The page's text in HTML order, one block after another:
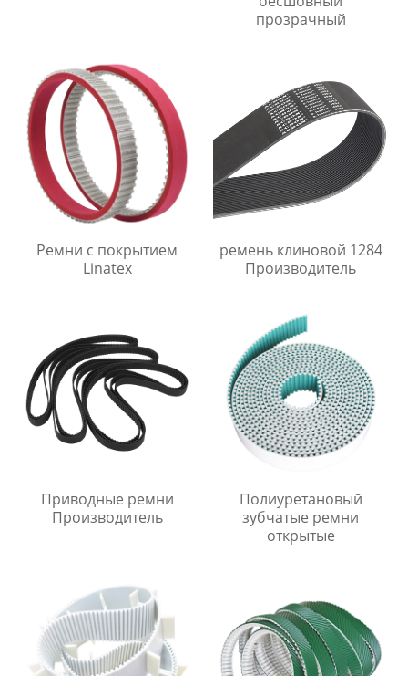
прозрачный
Ремни с покрытием
Linatex
ремень клиновой 1284
Производитель
Приводные ремни
Производитель
Полиуретановый
зубчатые ремни
открытые